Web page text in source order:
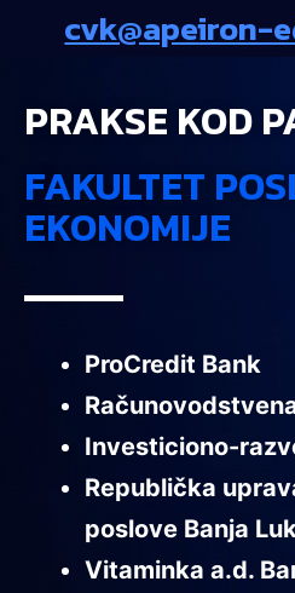
cvk@apeiron-
PRAKSE KOD
FAKULTET
EKONOMIJE
ProCredit Bank
Investiciono-
Republička
poslove Banja
Vitaminka a.d.